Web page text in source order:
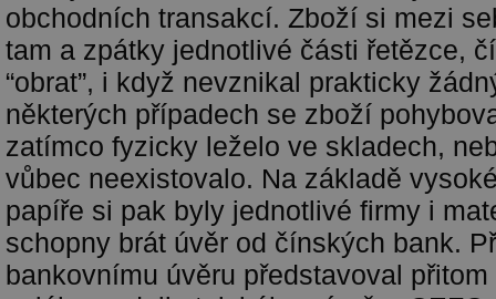
obchodních transakcí. Zboží si mezi
tam a zpátky jednotlivé části řetězce,
“obrat”, i když nevznikal prakticky
některých případech se zboží
zatímco fyzicky leželo ve skladech,
vůbec neexistovalo. Na základě
papíře si pak byly jednotlivé firmy i
schopny brát úvěr od čínských bank.
bankovnímu úvěru představoval